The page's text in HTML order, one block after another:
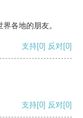
各地的朋友。
支持[0] 反对[0]
支持[0] 反对[0]